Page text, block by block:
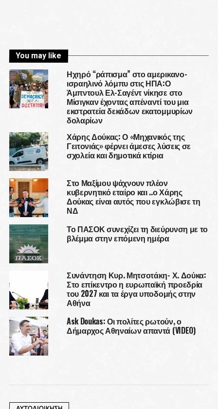
You may like
Ηχηρό “ράπισμα” στο αμερικανο-
ισραηλινό λόμπυ στις ΗΠΑ:Ο
Άμπντουλ Ελ-Σαγέντ νίκησε στο
Μίσιγκαν έχοντας απέναντί του μια
εκστρατεία δεκάδων εκατομμυρίων
δολαρίων
Χάρης Δούκας: Ο «Μηχανικός της
Γειτονιάς» φέρνει άμεσες λύσεις σε
σχολεία και δημοτικά κτίρια
Στο Μαξίμου ψάχνουν πλέον
κυβερνητικό εταίρο και ..ο Χάρης
Δούκας είναι αυτός που εγκλώβισε τη
ΝΔ
Το ΠΑΣΟΚ συνεχίζει τη διεύρυνση με το
βλέμμα στην επόμενη ημέρα
Συνάντηση Κυρ. Μητσοτάκη- Χ. Δούκα:
Στο επίκεντρο η ευρωπαϊκή προεδρία
του 2027 και τα έργα υποδομής στην
Αθήνα
Ask Doukas: Οι πολίτες ρωτούν, ο
Δήμαρχος Αθηναίων απαντά (VIDEO)